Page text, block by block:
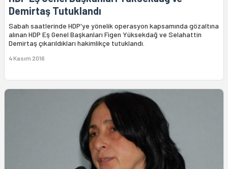
Demirtaş Tutuklandı
Sabah saatlerinde HDP'ye yönelik operasyon kapsamında gözaltına
alınan HDP Eş Genel Başkanları Figen Yüksekdağ ve Selahattin
Demirtaş çıkarıldıkları hakimlikçe tutuklandı.
4 Kasım 2016